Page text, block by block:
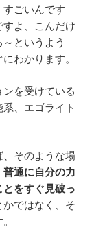
すごいんです
よ、こんだけ
というよう
わかります。
を受けている
、エゴライト
そのような場
普通に自分の力
をすぐ見破っ
かではなく、そ